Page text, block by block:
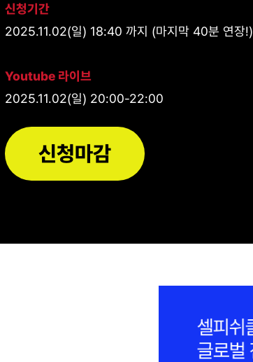
신청기간
2025.11.02(일) 18:40 까지 (마지막 40분 연장!)
Youtube 라이브
2025.11.02(일) 20:00-22:00
신청마감